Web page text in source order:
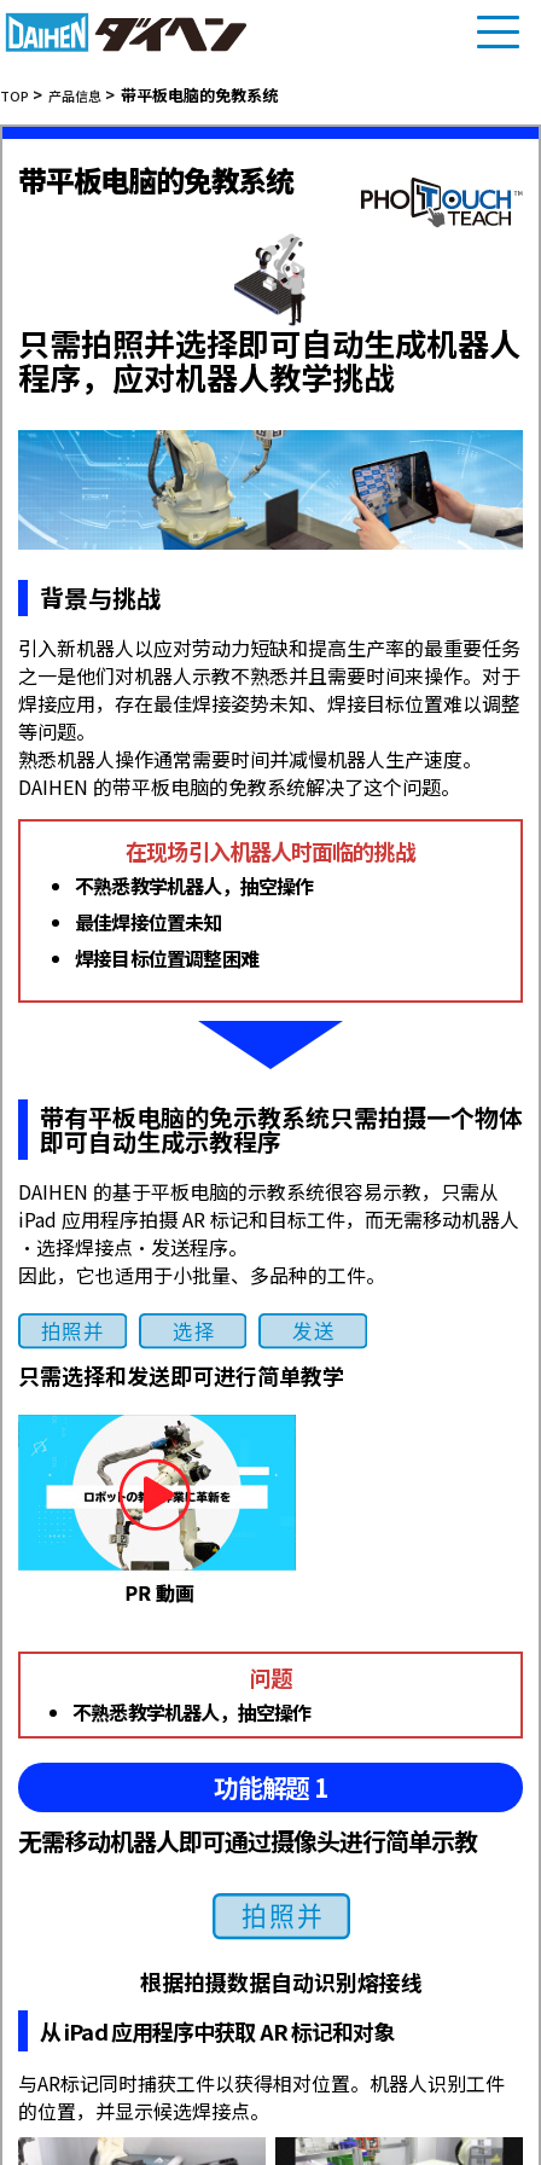
TOP 产品信息 带平板电脑的免教系统
带平板电脑的免教系统
只需拍照并选择即可自动生成机器人
程序，应对机器人教学挑战
背景与挑战
引入新机器人以应对劳动力短缺和提高生产率的最重要任务
之一是他们对机器人示教不熟悉并且需要时间来操作。对于
焊接应用，存在最佳焊接姿势未知、焊接目标位置难以调整
等问题。
熟悉机器人操作通常需要时间并减慢机器人生产速度。
DAIHEN 的带平板电脑的免教系统解决了这个问题。
在现场引入机器人时面临的挑战
不熟悉教学机器人，抽空操作
最佳焊接位置未知
焊接目标位置调整困难
带有平板电脑的免示教系统只需拍摄一个物体
即可自动生成示教程序
DAIHEN 的基于平板电脑的示教系统很容易示教，只需从
iPad 应用程序拍摄 AR 标记和目标工件，而无需移动机器人
•选择焊接点•发送程序。
因此，它也适用于小批量、多品种的工件。
只需选择和发送即可进行简单教学
问题
不熟悉教学机器人，抽空操作
功能解题 1
无需移动机器人即可通过摄像头进行简单示教
根据拍摄数据自动识别熔接线
从 iPad 应用程序中获取 AR 标记和对象
与AR标记同时捕获工件以获得相对位置。机器人识别工件
的位置，并显示候选焊接点。